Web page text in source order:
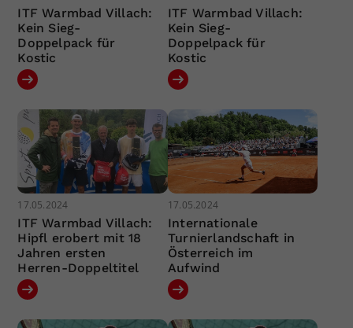
ITF Warmbad Villach:
Kein Sieg-
Doppelpack für
Kostic
ITF Warmbad Villach:
Kein Sieg-
Doppelpack für
Kostic
17.05.2024
ITF Warmbad Villach:
Hipfl erobert mit 18
Jahren ersten
Herren-Doppeltitel
17.05.2024
Internationale
Turnierlandschaft in
Österreich im
Aufwind